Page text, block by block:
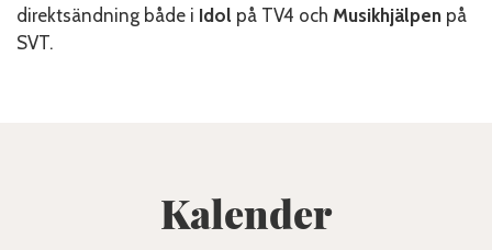
direktsändning både i Idol på TV4 och Musikhjälpen på
SVT.
Kalender